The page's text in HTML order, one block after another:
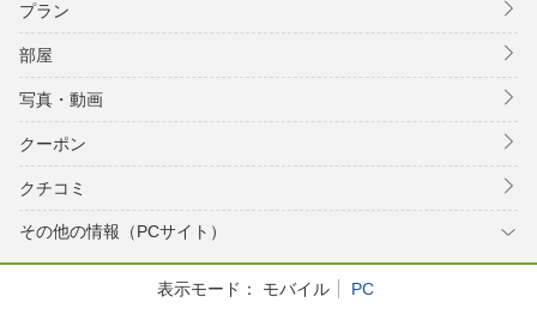
プラン
部屋
写真・動画
クーポン
クチコミ
その他の情報（PCサイト）
表示モード： モバイル PC